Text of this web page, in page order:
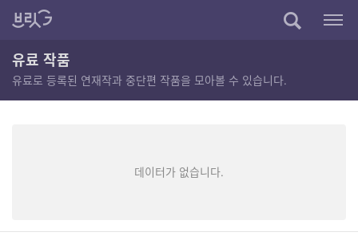
유료 작품
유료로 등록된 연재작과 중단편 작품을 모아볼 수 있습니다.
데이터가 없습니다.